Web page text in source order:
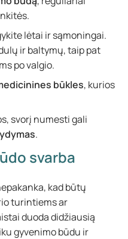
lėtai ir sąmoningai.
ir baltymų, taip pat
po valgio.
būkles, kurios
svorį numesti gali
.
svarba
kad būtų
turintiems ar
duoda didžiausią
gyvenimo būdu ir